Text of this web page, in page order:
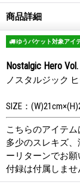
商品詳細
ゆうパケット対象アイ
Nostalgic Hero
ノスタルジック ヒ
SIZE：
こちらのアイテム
多少のスレキズ
ーリターンでお願
付録は付属しませ